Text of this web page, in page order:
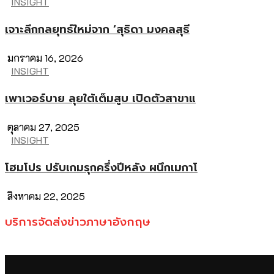
เจาะลึกกลยุทธ์ใหม่จาก ‘สุธิดา มงคลสุธี
มกราคม 16, 2026
INSIGHT
เพาเวอร์บาย ลุยใต้เต็มสูบ เปิดตัวสาขาแ
ตุลาคม 27, 2025
INSIGHT
โฮมโปร ปรับเกมรุกครึ่งปีหลัง ผนึกเมกาโ
สิงหาคม 22, 2025
บริการจัดส่งข่าวภาษาอังกฤษ